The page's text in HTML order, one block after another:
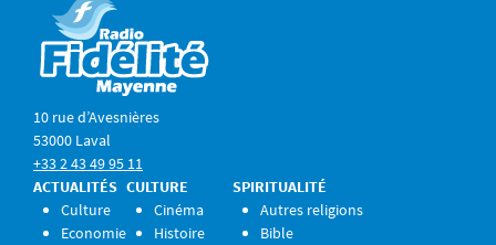
10 rue d’Avesnières
53000 Laval
+33 2 43 49 95 11
ACTUALITÉS
Culture
Economie
CULTURE
Cinéma
Histoire
SPIRITUALITÉ
Autres religions
Bible